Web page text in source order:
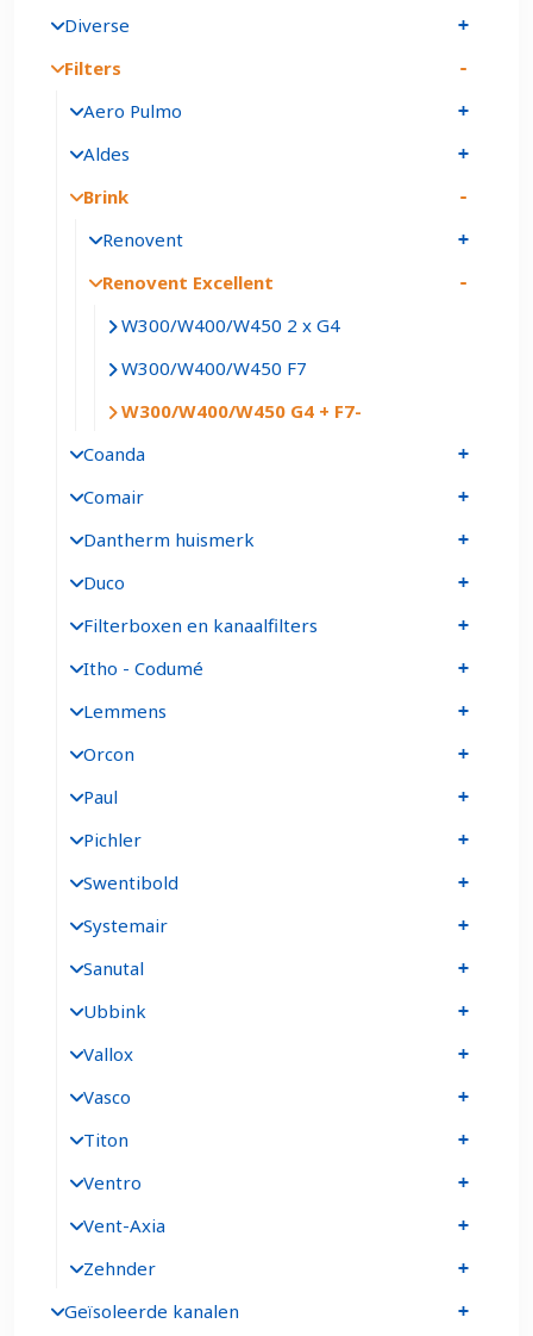
Diverse
Filters
Aero Pulmo
Aldes
Brink
Renovent
Renovent Excellent
W300/W400/W450 2 x G4
W300/W400/W450 F7
W300/W400/W450 G4 + F7
Coanda
Comair
Dantherm huismerk
Duco
Filterboxen en kanaalfilters
Itho - Codumé
Lemmens
Orcon
Paul
Pichler
Swentibold
Systemair
Sanutal
Ubbink
Vallox
Vasco
Titon
Ventro
Vent-Axia
Zehnder
Geïsoleerde kanalen